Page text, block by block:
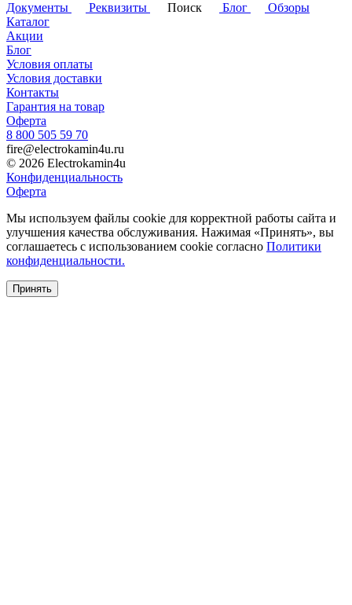
Документы
Реквизиты Поиск Блог
Обзоры
Каталог
Акции
Блог
Условия оплаты
Условия доставки
Контакты
Гарантия на товар
Оферта
8 800 505 59 70
fire@electrokamin4u.ru
© 2026 Electrokamin4u
Конфиденциальность
Оферта
Мы используем файлы cookie для корректной работы сайта и
улучшения качества обслуживания. Нажимая «Принять», вы
соглашаетесь с использованием cookie согласно Политики
конфиденциальности.
Принять